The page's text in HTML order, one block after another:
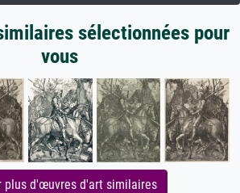
sélectionnées pour
vous
plus d'œuvres d'art similaires